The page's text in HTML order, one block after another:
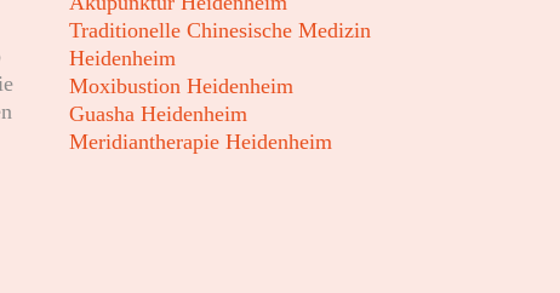
Traditionelle Chinesische Medizin
Heidenheim
Moxibustion Heidenheim
Guasha Heidenheim
Meridiantherapie Heidenheim